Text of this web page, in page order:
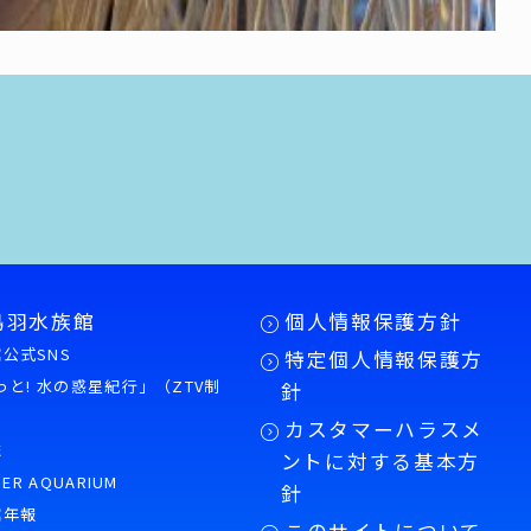
水族館
式SNS
と! 水の惑星紀行」（ZTV制
AQUARIUM
報
個人情報保護方針
特定個人情報保護方
針
カスタマーハラスメ
ントに対する基本方
針